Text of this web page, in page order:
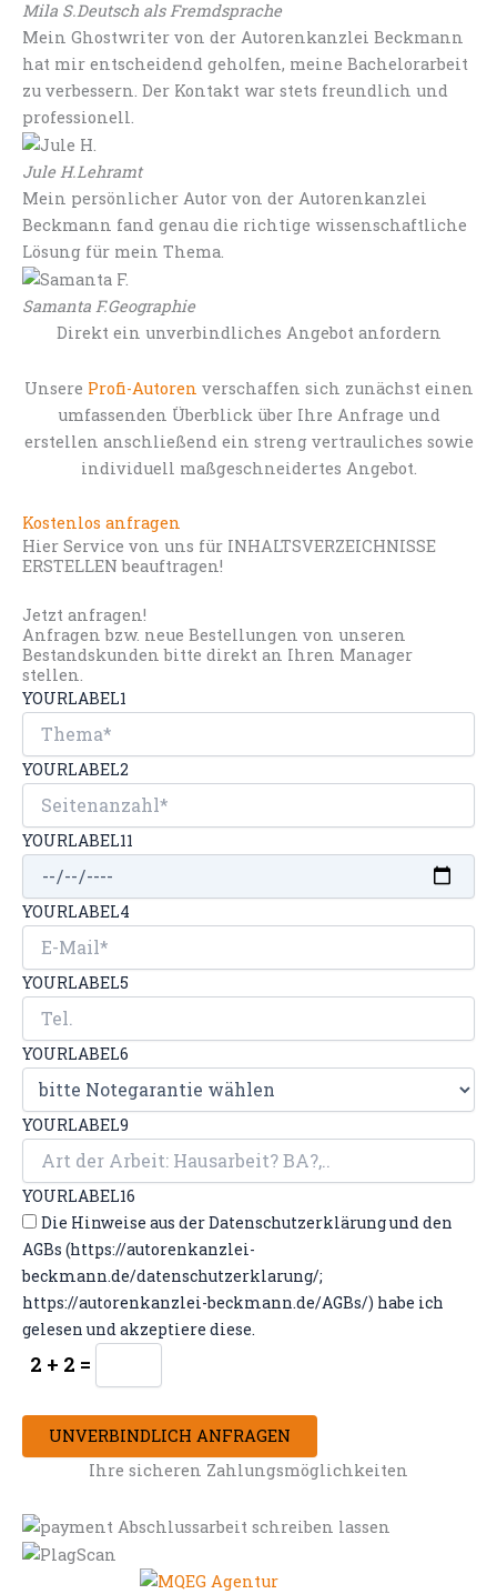
Mila S.Deutsch als Fremdsprache
Mein Ghostwriter von der Autorenkanzlei Beckmann
hat mir entscheidend geholfen, meine Bachelorarbeit
zu verbessern. Der Kontakt war stets freundlich und
professionell.
Jule H.Lehramt
Mein persönlicher Autor von der Autorenkanzlei
Beckmann fand genau die richtige wissenschaftliche
Lösung für mein Thema.
Samanta F.Geographie
Direkt ein unverbindliches Angebot anfordern
Unsere Profi-Autoren verschaffen sich zunächst einen
umfassenden Überblick über Ihre Anfrage und
erstellen anschließend ein streng vertrauliches sowie
individuell maßgeschneidertes Angebot.
Kostenlos anfragen
Hier Service von uns für INHALTSVERZEICHNISSE
ERSTELLEN beauftragen!
Jetzt anfragen!
Anfragen bzw. neue Bestellungen von unseren
Bestandskunden bitte direkt an Ihren Manager
stellen.
YOURLABEL1
YOURLABEL2
YOURLABEL11
YOURLABEL4
YOURLABEL5
YOURLABEL6
YOURLABEL9
YOURLABEL16
Die Hinweise aus der Datenschutzerklärung und den
AGBs (https://autorenkanzlei-
beckmann.de/datenschutzerklarung/;
https://autorenkanzlei-beckmann.de/AGBs/) habe ich
gelesen und akzeptiere diese.
2 + 2 =
UNVERBINDLICH ANFRAGEN
Ihre sicheren Zahlungsmöglichkeiten